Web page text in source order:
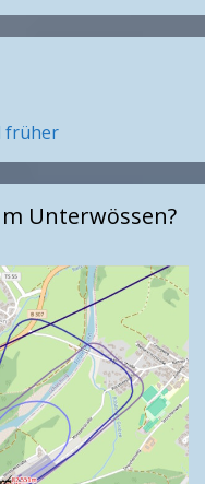
früher
Unterwössen?